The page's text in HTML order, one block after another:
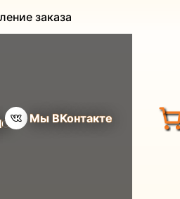
заказа
Мы ВКонтакте